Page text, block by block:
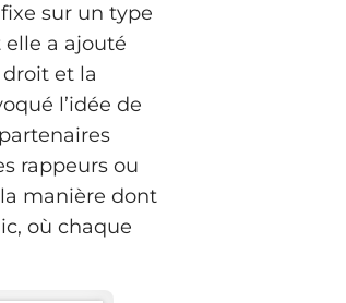
sur un type
elle a ajouté
et la
l’idée de
rappeurs ou
manière dont
où chaque